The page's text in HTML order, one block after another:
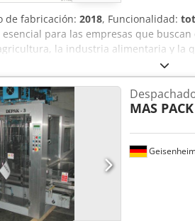
de fabricación: 2018, Funcionalidad:
para las empresas que
la industria alimentaria y la
y fiable, asegurando un trasvase
se adapta perfectamente a los
hace indispensable. Dodpfx Aksu H
existentes reduce el tiempo de
su mantenimiento simplificado, los
Además, la bomba DL 45 es ideal
garantizando un
perfecta para los
garantizando al mismo tiempo
demostrada, es una elección
técnicas: Fabricante :
MAS PACK